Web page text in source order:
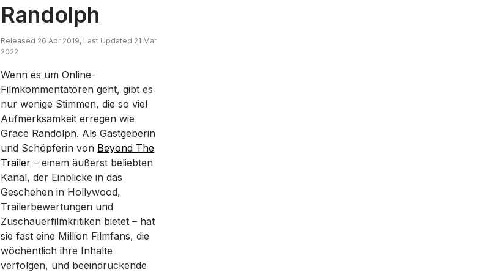
Randolph
Released 26 Apr 2019, Last Updated 21 Mar
2022
Wenn es um Online-
Filmkommentatoren geht, gibt es
nur wenige Stimmen, die so viel
Aufmerksamkeit erregen wie
Grace Randolph. Als Gastgeberin
und Schöpferin von Beyond The
Trailer – einem äußerst beliebten
Kanal, der Einblicke in das
Geschehen in Hollywood,
Trailerbewertungen und
Zuschauerfilmkritiken bietet – hat
sie fast eine Million Filmfans, die
wöchentlich ihre Inhalte
verfolgen, und beeindruckende